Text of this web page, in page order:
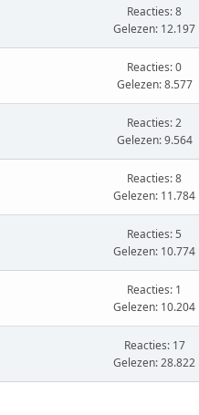
Reacties: 8
Gelezen: 12.197
Reacties: 0
Gelezen: 8.577
Reacties: 2
Gelezen: 9.564
Reacties: 8
Gelezen: 11.784
Reacties: 5
Gelezen: 10.774
Reacties: 1
Gelezen: 10.204
Reacties: 17
Gelezen: 28.822